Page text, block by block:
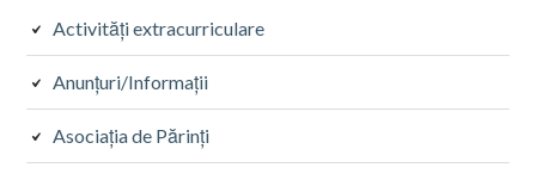
Sidebarul
Secundar
Activități extracurriculare
Anunțuri/Informații
Asociația de Părinți